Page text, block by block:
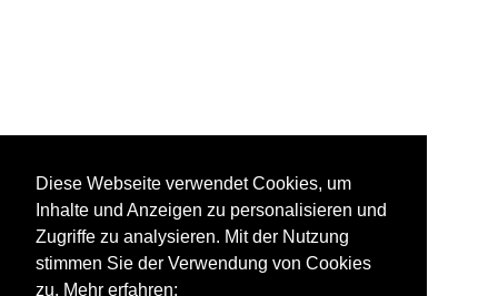
Diese Webseite verwendet Cookies, um
Inhalte und Anzeigen zu personalisieren und
Zugriffe zu analysieren. Mit der Nutzung
stimmen Sie der Verwendung von Cookies
zu. Mehr erfahren: